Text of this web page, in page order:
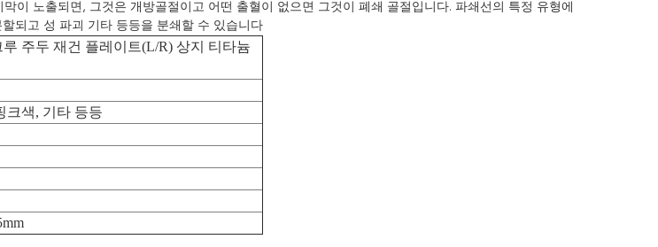
이 노출되면, 그것은 개방골절이고 어떤 출혈이 없으면 그것이 폐쇄 골절입니다. 파쇄선의 특정 유형에
되고 성 파괴 기타 등등을 분쇄할 수 있습니다
주두 재건 플레이트(L/R) 상지 티타늄
크색, 기타 등등